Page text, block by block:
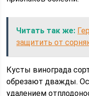
Читать так же:
защитить от
Кусты винограда
обрезают дважды.
удалением